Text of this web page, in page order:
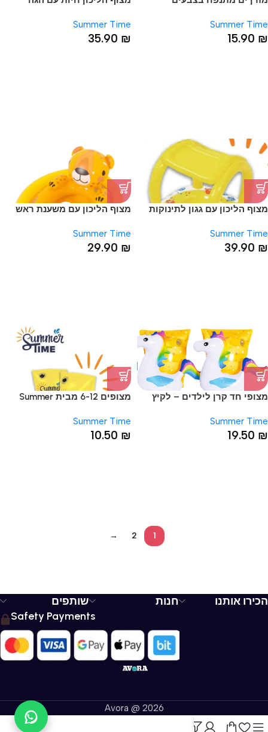
Summer Time
15.90 ₪
Summer Time
35.90 ₪
מצוף הליכון עם גגון לתינוקות
Summer Time
39.90 ₪
מצוף הליכון עם משענת ראש
Summer Time
29.90 ₪
מצופי חד קרן לילדים – לקיץ
Summer Time
19.50 ₪
מצופים 6-12 מבית Summer
Summer Time
10.50 ₪
1
2
→
הכירו אותנו חנות
שותפים
Safety Payments
Avora @ 2026